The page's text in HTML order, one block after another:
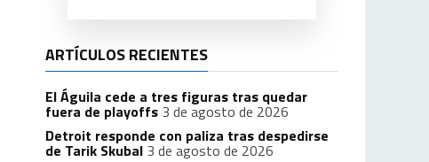
ARTÍCULOS RECIENTES
El Águila cede a tres figuras tras quedar
fuera de playoffs 3 de agosto de 2026
Detroit responde con paliza tras despedirse
de Tarik Skubal 3 de agosto de 2026